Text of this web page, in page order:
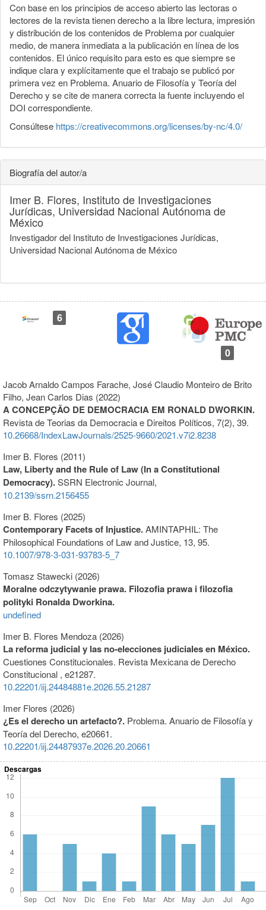
Con base en los principios de acceso abierto las lectoras o
lectores de la revista tienen derecho a la libre lectura, impresión
y distribución de los contenidos de Problema por cualquier
medio, de manera inmediata a la publicación en línea de los
contenidos. El único requisito para esto es que siempre se
indique clara y explícitamente que el trabajo se publicó por
primera vez en Problema. Anuario de Filosofía y Teoría del
Derecho y se cite de manera correcta la fuente incluyendo el
DOI correspondiente.
Consúltese https://creativecommons.org/licenses/by-nc/4.0/
Biografía del autor/a
Imer B. Flores, Instituto de Investigaciones
Jurídicas, Universidad Nacional Autónoma de
México
Investigador del Instituto de Investigaciones Jurídicas,
Universidad Nacional Autónoma de México
6
0
Jacob Arnaldo Campos Farache, José Claudio Monteiro de Brito
Filho, Jean Carlos Dias (2022)
A CONCEPÇÃO DE DEMOCRACIA EM RONALD DWORKIN.
Revista de Teorias da Democracia e Direitos Políticos, 7(2), 39.
10.26668/IndexLawJournals/2525-9660/2021.v7i2.8238
Imer B. Flores (2011)
Law, Liberty and the Rule of Law (In a Constitutional
Democracy).SSRN Electronic Journal,
10.2139/ssrn.2156455
Imer B. Flores (2025)
Contemporary Facets of Injustice.AMINTAPHIL: The
Philosophical Foundations of Law and Justice, 13, 95.
10.1007/978-3-031-93783-5_7
Tomasz Stawecki (2026)
Moralne odczytywanie prawa. Filozofia prawa i filozofia
polityki Ronalda Dworkina.
undefined
Imer B. Flores Mendoza (2026)
La reforma judicial y las no-elecciones judiciales en México.
Cuestiones Constitucionales. Revista Mexicana de Derecho
Constitucional , e21287.
10.22201/iij.24484881e.2026.55.21287
Imer Flores (2026)
¿Es el derecho un artefacto?. Problema. Anuario de Filosofía y
Teoría del Derecho, e20661.
10.22201/iij.24487937e.2026.20.20661
Descargas